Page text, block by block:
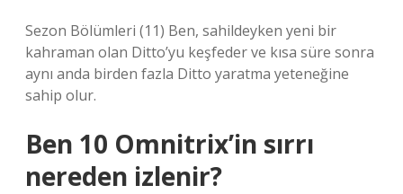
Sezon Bölümleri (11) Ben, sahildeyken yeni bir
kahraman olan Ditto’yu keşfeder ve kısa süre sonra
aynı anda birden fazla Ditto yaratma yeteneğine
sahip olur.
Ben 10 Omnitrix’in sırrı
nereden izlenir?